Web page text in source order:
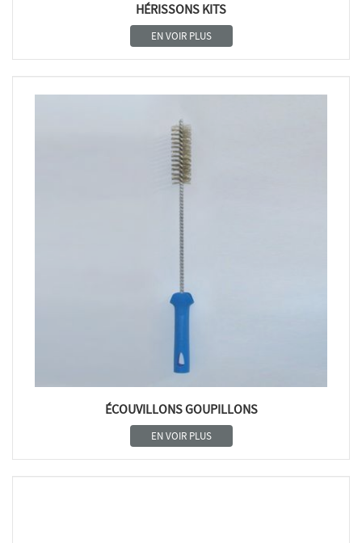
HÉRISSONS KITS
EN VOIR PLUS
ÉCOUVILLONS GOUPILLONS
EN VOIR PLUS